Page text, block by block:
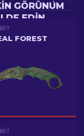
GÖRÜNÜM
EDIN
FOREST